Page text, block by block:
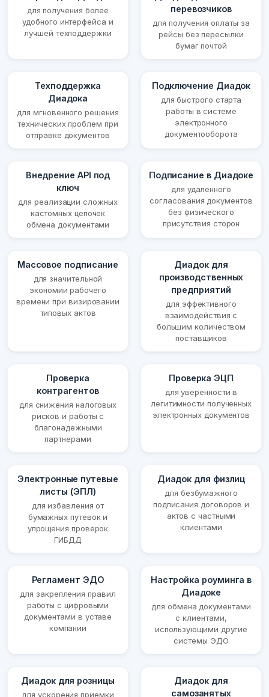
для получения более
удобного интерфейса и
лучшей техподдержки
перевозчиков
для получения оплаты за
рейсы без пересылки
бумаг почтой
Техподдержка
Диадока
для мгновенного решения
технических проблем при
отправке документов
Подключение Диадок
для быстрого старта
работы в системе
электронного
документооборота
Внедрение API под
ключ
для реализации сложных
кастомных цепочек
обмена документами
Подписание в Диадоке
для удаленного
согласования документов
без физического
присутствия сторон
Массовое подписание
для значительной
экономии рабочего
времени при визировании
типовых актов
Диадок для
производственных
предприятий
для эффективного
взаимодействия с
большим количеством
поставщиков
Проверка
контрагентов
для снижения налоговых
рисков и работы с
благонадежными
партнерами
Проверка ЭЦП
для уверенности в
легитимности полученных
электронных документов
Электронные путевые
листы (ЭПЛ)
для избавления от
бумажных путевок и
упрощения проверок
ГИБДД
Диадок для физлиц
для безбумажного
подписания договоров и
актов с частными
клиентами
Регламент ЭДО
для закрепления правил
работы с цифровыми
документами в уставе
компании
Настройка роуминга в
Диадоке
для обмена документами
с клиентами,
использующими другие
системы ЭДО
Диадок для розницы
для ускорения приемки
Диадок для
самозанятых